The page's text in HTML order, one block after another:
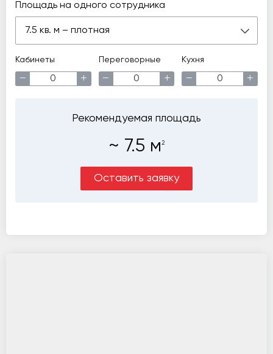
Площадь на одного сотрудника
7.5 кв. м – плотная
Кабинеты
− +
Переговорные
− +
Кухня
− +
Рекомендуемая площадь
~ 7.5 м 2
Оставить заявку